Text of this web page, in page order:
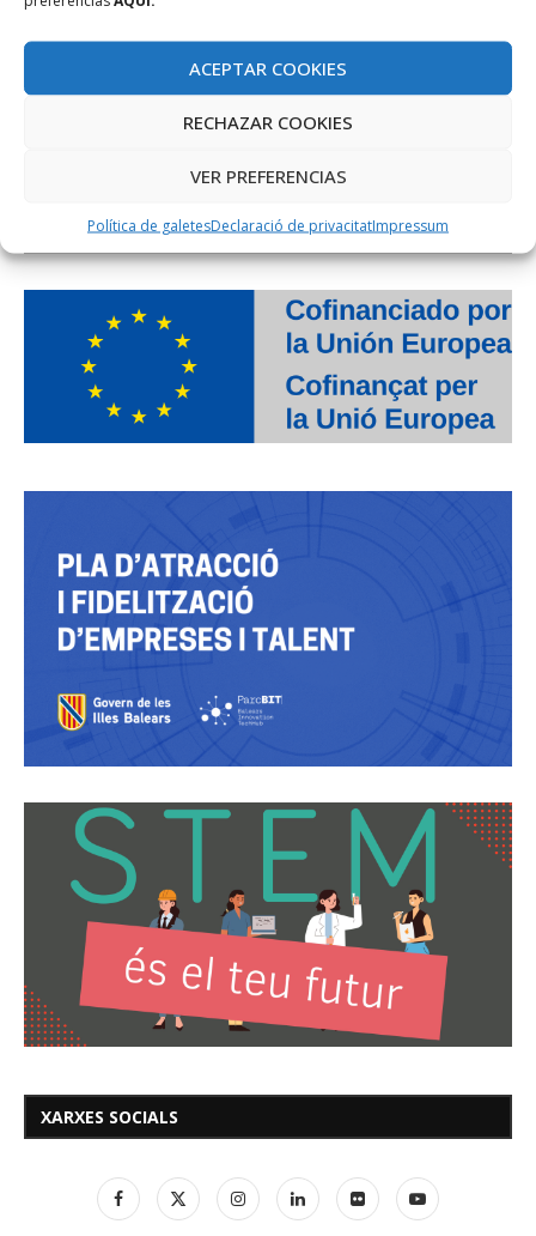
ACEPTAR COOKIES
RECHAZAR COOKIES
VER PREFERENCIAS
Política de galetesDeclaració de privacitatImpressum
PROJECTE COFINANÇAT PEL FONS SOCIAL EUROPEU
XARXES SOCIALS